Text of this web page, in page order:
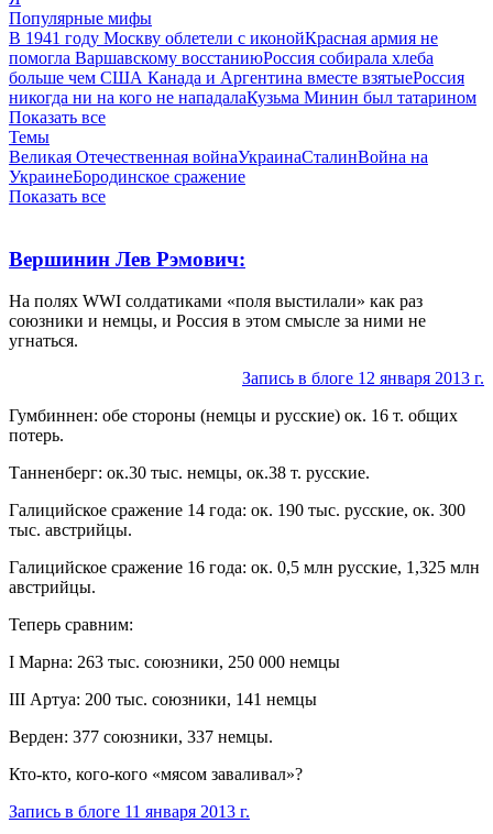
Популярные мифы
В 1941 году Москву облетели с иконойКрасная армия не
помогла Варшавскому восстаниюРоссия собирала хлеба
больше чем США Канада и Аргентина вместе взятыеРоссия
никогда ни на кого не нападалаКузьма Минин был татарином
Показать все
Темы
Великая Отечественная войнаУкраинаСталинВойна на
УкраинеБородинское сражение
Показать все
Вершинин Лев Рэмович:
На полях WWI солдатиками «поля выстилали» как раз
союзники и немцы, и Россия в этом смысле за ними не
угнаться.
Запись в блоге 12 января 2013 г.
Гумбиннен: обе стороны (немцы и русские) ок. 16 т. общих
потерь.
Танненберг: ок.30 тыс. немцы, ок.38 т. русские.
Галицийское сражение 14 года: ок. 190 тыс. русские, ок. 300
тыс. австрийцы.
Галицийское сражение 16 года: ок. 0,5 млн русские, 1,325 млн
австрийцы.
Теперь сравним:
I Марна: 263 тыс. союзники, 250 000 немцы
III Артуа: 200 тыс. союзники, 141 немцы
Верден: 377 союзники, 337 немцы.
Кто-кто, кого-кого «мясом заваливал»?
Запись в блоге 11 января 2013 г.